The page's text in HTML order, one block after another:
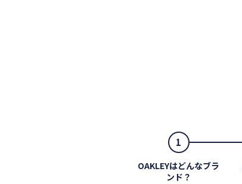
1
OAKLEYはどんなブラ
ンド？